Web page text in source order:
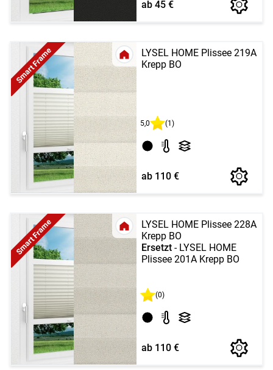
ab 45 €
LYSEL HOME Plissee 219A
Krepp BO
Smart Frame
5,0 (1)
ab 110 €
LYSEL HOME Plissee 228A
Krepp BO
Ersetzt - LYSEL HOME
Plissee 201A Krepp BO
Smart Frame
(0)
ab 110 €